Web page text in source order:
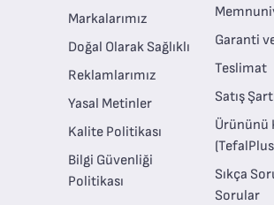
Markalarımız
Doğal Olarak Sağlıklı
Reklamlarımız
Yasal Metinler
Kalite Politikası
Bilgi Güvenliği
Politikası
Garanti
Teslimat
Satış
Ürününü
Sıkça
Sorular